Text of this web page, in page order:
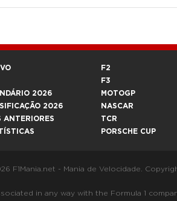
2026
2026
ANTERIORES
F2
F3
MOTOGP
NASCAR
TCR
PORSCHE CUP
F1Mania.net - Mania de Velocidade.
in any way with the Formula 1